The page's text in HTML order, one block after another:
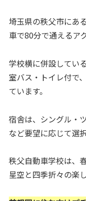
埼玉県の秩父市にあ
車で80分で通えるア
学校横に併設してい
室バス・トイレ付で
ています。
宿舎は、シングル・
など要望に応じて選
秩父自動車学校は、
星空と四季折々の楽